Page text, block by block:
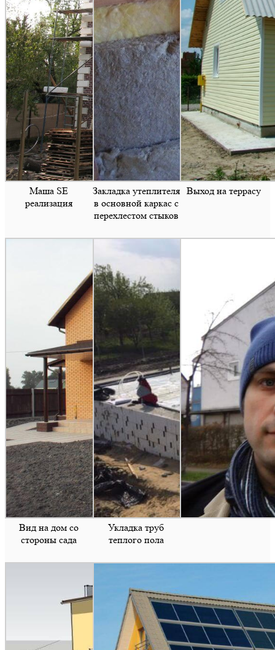
Маша SE
реализация
Закладка утеплителя
в основной каркас с
перехлестом стыков
Выход на террасу
Вид на дом со
стороны сада
Укладка труб
теплого пола